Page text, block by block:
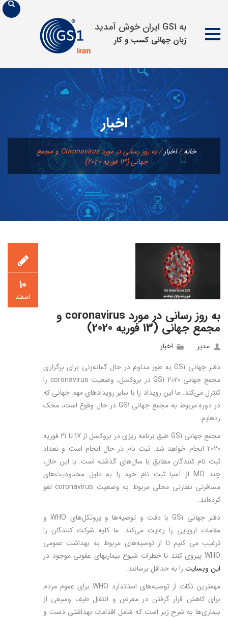
به GS1 ایران خوش آمدید
زبان جهانی كسب و كار
محتوا
اخبار
خانه/اخبار/
به روز رسانی در مورد Coronavirus و مجمع
جهانی (13 فوریه 2020)
۱۰
اسفند
به روز رسانی در مورد coronavirus و
مجمع جهانی (13 فوریه 2020)
مدیر
اخبار
دفتر جهانی GS1 به طور مداوم در حال گمانه‌زنی برای برگزاری
مجمع جهانی GS1 2020 در بروکسل، وضعیت coronavirus را
کنترل می‌کند. ما این رویداد را با سایر رویدادهای مهم جهانی که
در دوره مربوط به مجمع جهانی GS1 در حال وقوع است، محک
زدهایم.
مجمع جهانی GS1 طبق برنامه ریزی در بروکسل از 17 تا 21 فوریه
2020 انجام خواهد شد. ثبت نام در حال انجام است و تعداد
ثبت نام کنندگان مطابق با سال‌های گذشته است. با این حال،
چند MO از آسیا ثبت نام خود را به دلیل محدودیت‌های
مسافرتی نظارتی محلی مربوط به وضعیت coronavirus لغو
کرده‌اند.
دفتر جهانی GS1 با دقت و توصیه‌ها و پروتکل‌های WHO و
مقامات اروپایی را رعایت می‌کند. ما کلیه شرکت کنندگان را
ترغیب می کنیم تا از توصیه‌های مربوط به بهداشت عمومی
WHO پیروی کنند تا خطرات شیوع بیماریهای عفونی موجود در
این وبسایت را به حداقل برسانند.
مهمترین نکات از توصیه‌های استاندارد WHO برای عموم مردم
برای کاهش قرار گرفتن در معرض و انتقال طیف وسیعی از
بیماری‌ها به شرح زیر است که شامل اقدامات بهداشتی دست و